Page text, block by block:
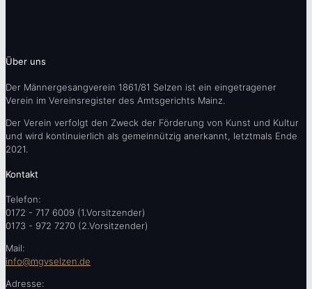
Über uns
Der Männergesangverein 1861/81 Selzen ist ein eingetragener
Verein im Vereinsregister des Amtsgerichts Mainz.
Der Verein verfolgt den Zweck der Förderung von Kunst und Kultur
und wird kontinuierlich als gemeinnützig anerkannt, letztmals Ende
2021.
Kontakt
Telefon:
0172 - 717 6009 (1.Vorsitzender)
0173 - 972 7270 (2.Vorsitzender)
Mail:
info@mgvselzen.de
Adresse: